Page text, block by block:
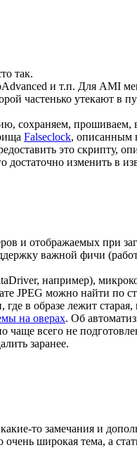
так.
и т.п. Для AMI
частенько утекают в
прошиваем,
Falseclock, описанным
это скрипту,
изменить в
и отображаемых при
важной фичи
например),
JPEG можно найти по
в образе лежит
на оверах. Об
всего не
заранее.
то замечания и
широкая тема, а